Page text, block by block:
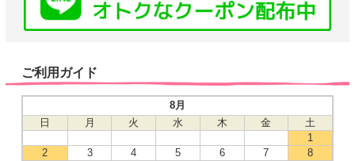
ご利用ガイド
8月
日
月 火 水 木 金
土
1
2
3 4 5 6 7
8